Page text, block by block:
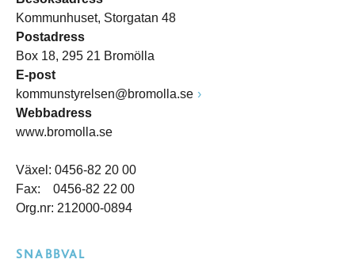
Kommunhuset, Storgatan 48
Postadress
Box 18, 295 21 Bromölla
E-post
kommunstyrelsen@bromolla.se
Webbadress
www.bromolla.se
Växel: 0456-82 20 00
Fax: 0456-82 22 00
Org.nr: 212000-0894
SNABBVAL